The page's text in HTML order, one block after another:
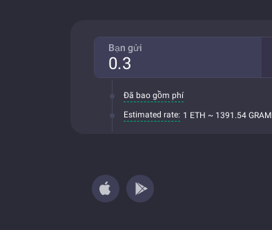
Bạn gửi
Đã bao gồm phí
Estimated rate: 1 ETH ~ 1391.54 GRAM